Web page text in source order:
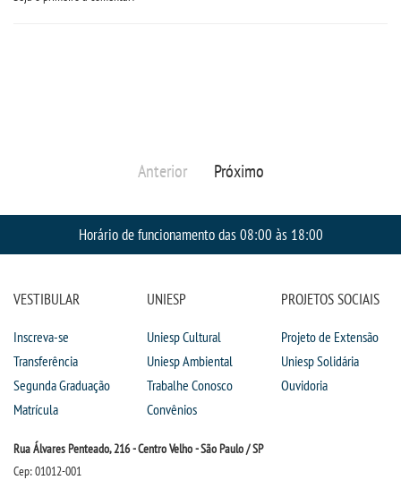
Anterior Próximo
Horário de funcionamento das 08:00 às 18:00
VESTIBULAR
Inscreva-se
Transferência
Segunda Graduação
Matrícula
UNIESP
Uniesp Cultural
Uniesp Ambiental
Trabalhe Conosco
Convênios
PROJETOS SOCIAIS
Projeto de Extensão
Uniesp Solidária
Ouvidoria
Rua Álvares Penteado, 216 - Centro Velho - São Paulo / SP
Cep: 01012-001